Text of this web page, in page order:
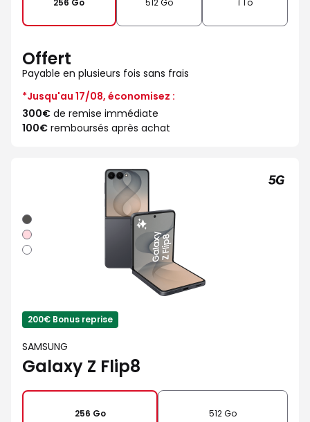
Offert
Payable en plusieurs fois sans frais
*Jusqu'au 17/08, économisez :
300€ de remise immédiate
100€ remboursés après achat
Graphite
Rose
Blanc
200€ Bonus reprise
SAMSUNG
Galaxy Z Flip8
256 Go 512 Go